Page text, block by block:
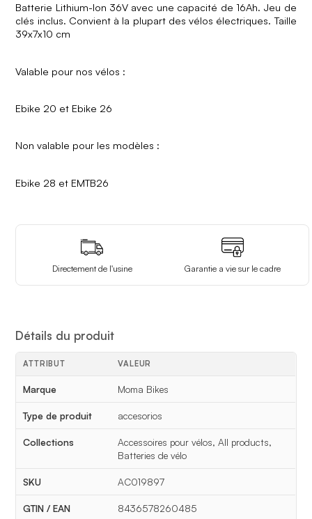
Batterie Lithium-Ion 36V avec une capacité de 16Ah. Jeu de
clés inclus. Convient à la plupart des vélos électriques. Taille
39x7x10 cm
Valable pour nos vélos :
Ebike 20 et Ebike 26
Non valable pour les modèles :
Ebike 28 et EMTB26
Directement de l'usine Garantie a vie sur le cadre
Détails du produit
Détails du produit
ATTRIBUT VALEUR
Marque Moma Bikes
Type de produit accesorios
Collections
Accessoires pour vélos, All products,
Batteries de vélo
SKU AC019897
GTIN / EAN 8436578260485